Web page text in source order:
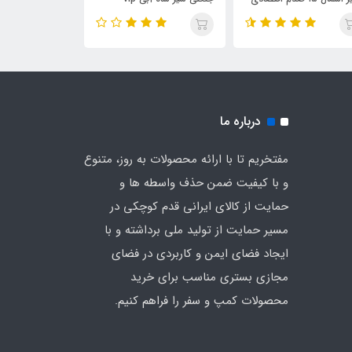
آب چادری فنری بدون
وارداتی (اصلی)
درباره ما
مفتخریم تا با ارائه محصولات به روز، متنوع
و با کیفیت ضمن حذف واسطه ها و
حمایت از کالای ایرانی قدم کوچکی در
مسیر حمایت از تولید ملی برداشته و با
ایجاد فضای ایمن و کاربردی در فضای
مجازی بستری مناسب برای خرید
محصولات کمپ و سفر را فراهم کنیم.